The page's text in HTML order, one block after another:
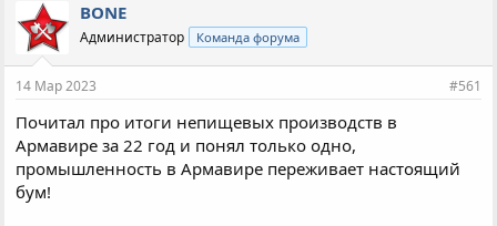
о
р
т
е
ы
а
н
ч
л
а
BONE
Администратор Команда форума
14 Мар 2023 #561
Почитал про итоги непищевых производств в
Армавире за 22 год и понял только одно,
промышленность в Армавире переживает настоящий
бум!